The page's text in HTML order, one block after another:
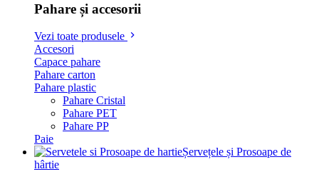
Pahare și accesorii
Vezi toate produsele
Accesori
Capace pahare
Pahare carton
Pahare plastic
Pahare Cristal
Pahare PET
Pahare PP
Paie
Șervețele și Prosoape de
hârtie